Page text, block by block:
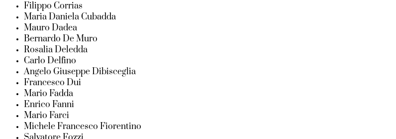
Filippo Corrias
Maria Daniela Cubadda
Mauro Dadea
Bernardo De Muro
Rosalia Deledda
Carlo Delfino
Angelo Giuseppe Dibisceglia
Francesco Dui
Mario Fadda
Enrico Fanni
Mario Farci
Michele Francesco Fiorentino